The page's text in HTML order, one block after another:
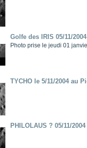
Golfe des IRIS 05/11/
Photo prise le jeudi 01
TYCHO le 5/11/2004 au
PHILOLAUS ? 05/11/